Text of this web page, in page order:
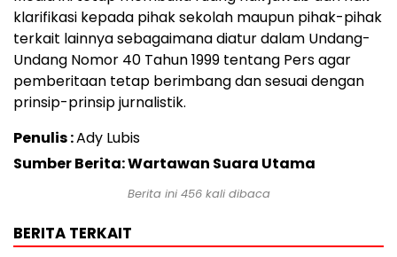
klarifikasi kepada pihak sekolah maupun pihak-pihak
terkait lainnya sebagaimana diatur dalam Undang-
Undang Nomor 40 Tahun 1999 tentang Pers agar
pemberitaan tetap berimbang dan sesuai dengan
prinsip-prinsip jurnalistik.
Penulis :Ady Lubis
Sumber Berita: Wartawan Suara Utama
Berita ini 456kali dibaca
BERITA TERKAIT